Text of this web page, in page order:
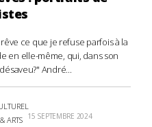
ce que je refuse parfois à la
en elle-même, qui, dans son
André...
ARTS 15 SEPTEMBRE 2024